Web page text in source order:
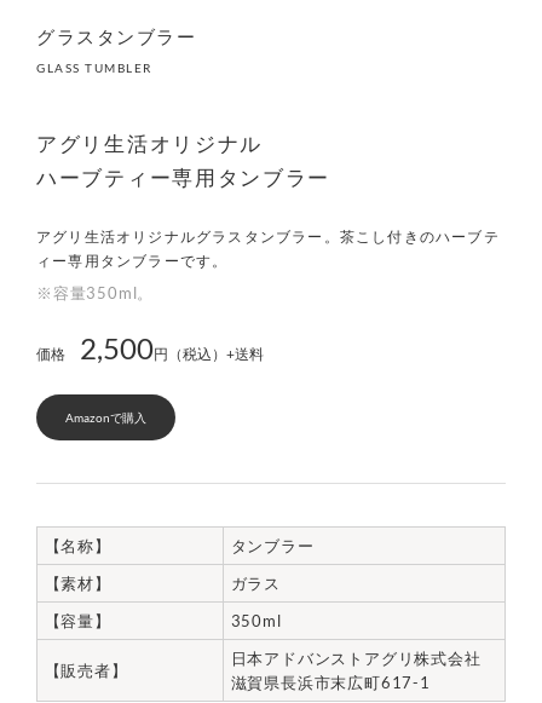
グラスタンブラー
GLASS TUMBLER
アグリ生活オリジナル
ハーブティー専用タンブラー
アグリ生活オリジナルグラスタンブラー。茶こし付きのハーブテ
ィー専用タンブラーです。
※容量350ml。
価格 2,500円（税込）+送料
Amazonで購入
【名称】
タンブラー
【素材】
ガラス
【容量】
350ml
【販売者】
日本アドバンストアグリ株式会社
滋賀県長浜市末広町617-1